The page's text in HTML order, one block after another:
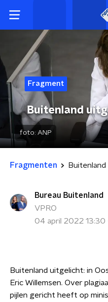
Fragment
Buitenland
foto: ANP
Fragmenten
Bureau Buitenland
VPRO
04 april 2022 13:30
Buitenland uitgelicht: in
Eric Willemsen. Over
pijlen gericht heeft op